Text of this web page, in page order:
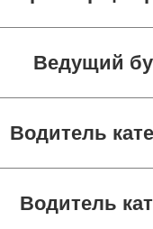
Ведущий
Водитель
Водитель